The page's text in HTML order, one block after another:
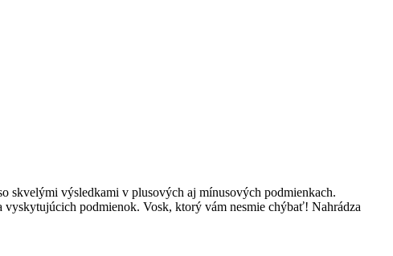
skvelými výsledkami v plusových aj mínusových podmienkach.
vyskytujúcich podmienok. Vosk, ktorý vám nesmie chýbať! Nahrádza